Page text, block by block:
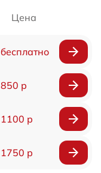
Цена
бесплатно
850 р
1100 р
1750 р